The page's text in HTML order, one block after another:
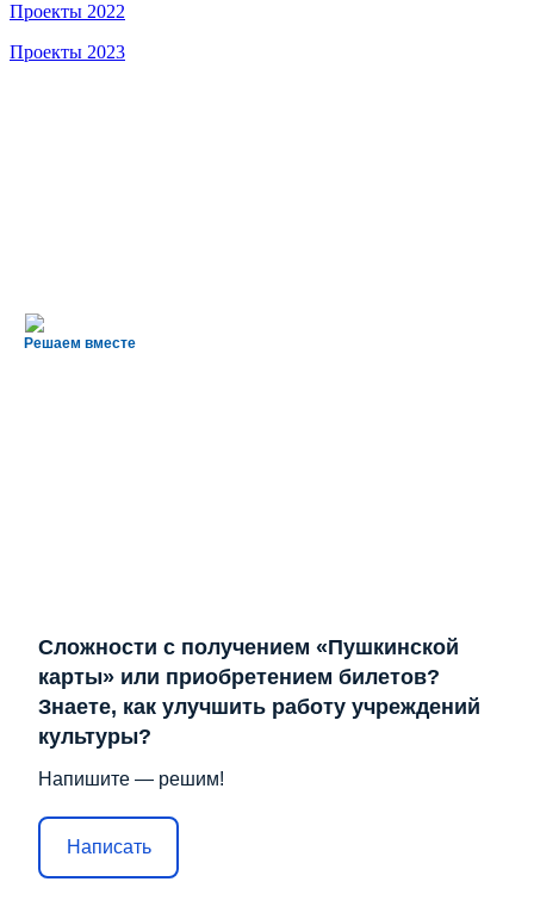
Проекты 2022
Проекты 2023
Решаем вместе
Сложности с получением «Пушкинской
карты» или приобретением билетов?
Знаете, как улучшить работу учреждений
культуры?
Напишите — решим!
Написать